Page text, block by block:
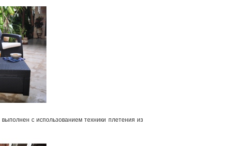
выполнен с использованием техники плетения из